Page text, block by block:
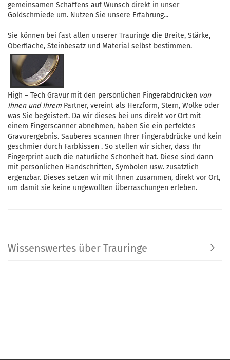
gemeinsamen Schaffens auf Wunsch direkt in unser
Goldschmiede um. Nutzen Sie unsere Erfahrung...
Sie können bei fast allen unserer Trauringe die Breite, Stärke,
Oberfläche, Steinbesatz und Material selbst bestimmen.
High – Tech Gravur mit den persönlichen Fingerabdrücken von
Ihnen und Ihrem Partner, vereint als Herzform, Stern, Wolke oder
was Sie begeistert. Da wir dieses bei uns direkt vor Ort mit
einem Fingerscanner abnehmen, haben Sie ein perfektes
Gravurergebnis. Sauberes scannen Ihrer Fingerabdrücke und kein
geschmier durch Farbkissen . So stellen wir sicher, dass Ihr
Fingerprint auch die natürliche Schönheit hat. Diese sind dann
mit persönlichen Handschriften, Symbolen usw. zusätzlich
ergenzbar. Dieses setzen wir mit Ihnen zusammen, direkt vor Ort,
um damit sie keine ungewollten Überraschungen erleben.
Wissenswertes über Trauringe